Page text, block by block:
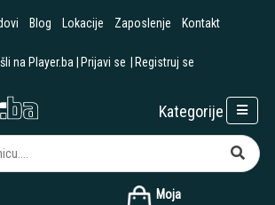
Blog Lokacije Zaposlenje Kontakt
na Player.ba Prijavi se Registruj se
Moja
Kategorije